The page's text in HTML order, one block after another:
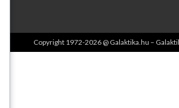
Copyright 1972-2026 @ Galaktika.hu –